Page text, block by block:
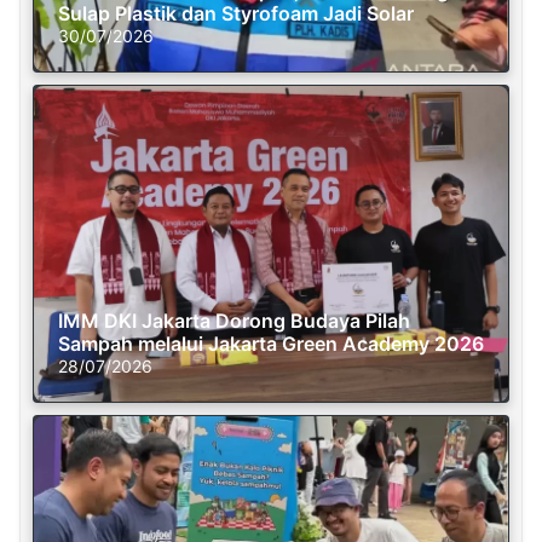
Sulap Plastik dan Styrofoam Jadi Solar
30/07/2026
IMM DKI Jakarta Dorong Budaya Pilah
Sampah melalui Jakarta Green Academy 2026
28/07/2026